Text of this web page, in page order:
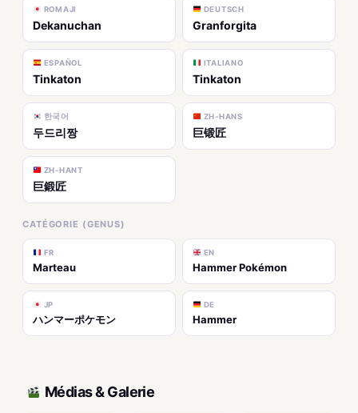
ROMAJI
Dekanuchan
DEUTSCH
Granforgita
ESPAÑOL
Tinkaton
ITALIANO
Tinkaton
한국어
두드리짱
ZH-HANS
巨锻匠
ZH-HANT
巨鍛匠
CATÉGORIE (GENUS)
FR
Marteau
EN
Hammer Pokémon
JP
ハンマーポケモン
DE
Hammer
Médias & Galerie